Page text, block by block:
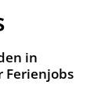
in
Ferienjobs